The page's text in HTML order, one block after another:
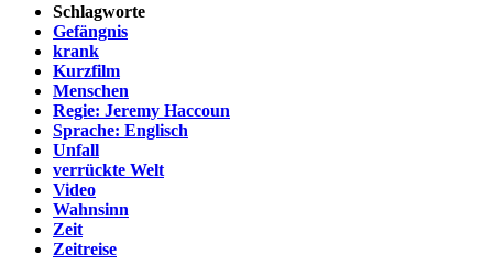
Schlagworte
Gefängnis
krank
Kurzfilm
Menschen
Regie: Jeremy Haccoun
Sprache: Englisch
Unfall
verrückte Welt
Video
Wahnsinn
Zeit
Zeitreise